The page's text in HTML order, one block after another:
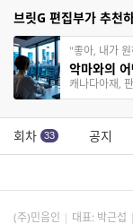
브릿G 편집부가 추천
"좋아, 내가
악마와의
캐나다아재,
회차 33 공지
(주)민음인 대표: 박근섭